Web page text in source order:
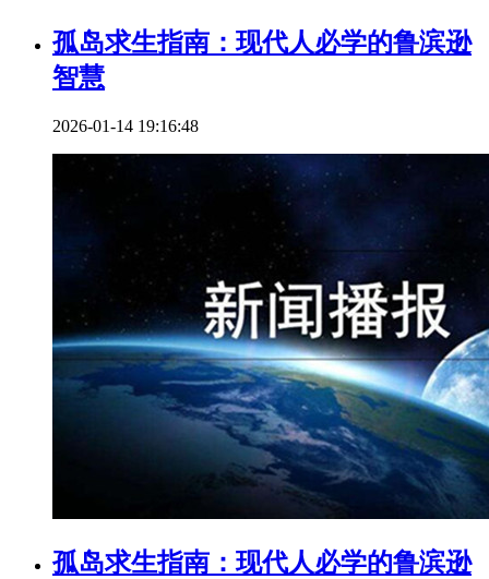
孤岛求生指南：现代人必学的鲁滨逊
智慧
2026-01-14 19:16:48
孤岛求生指南：现代人必学的鲁滨逊